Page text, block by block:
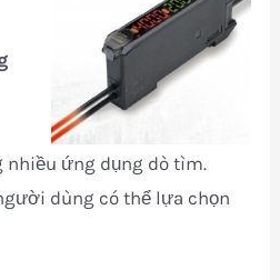
ứng dụng dò tìm.
dùng có thể lựa chọn